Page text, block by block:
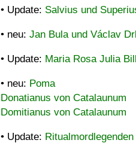
• Update: Salvius und
• neu: Jan Bula und Václav
• Update: Maria Rosa Julia
• neu: Poma
Donatianus von Catalaunum
Domitianus von Catalaunum
• Update: Ritualmordlegenden